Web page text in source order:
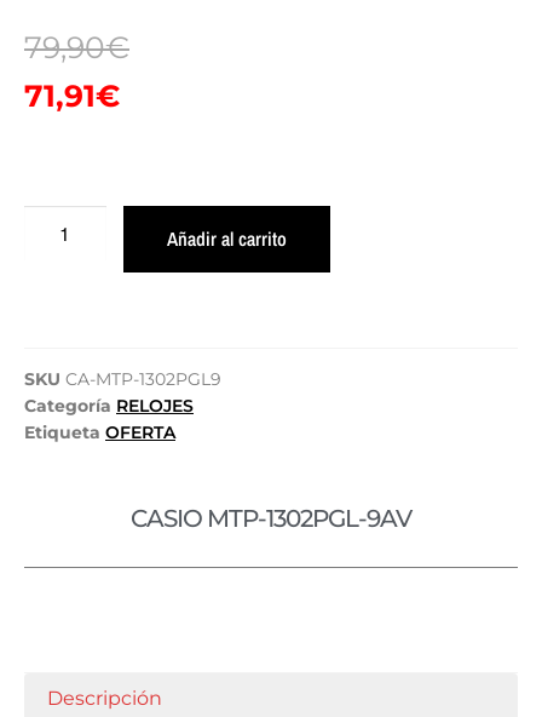
79,90€
71,91€
Añadir al carrito
SKU CA-MTP-1302PGL9
Categoría RELOJES
Etiqueta OFERTA
CASIO MTP-1302PGL-9AV
Descripción